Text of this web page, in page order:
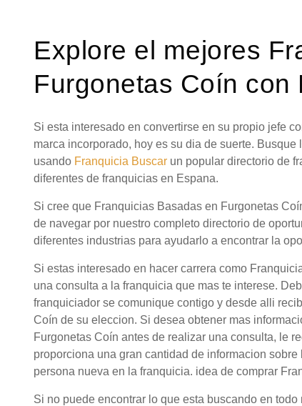
Explore el mejores
Furgonetas Coín con
Si esta interesado en convertirse en su propio jefe
marca incorporado, hoy es su dia de suerte.
usando Franquicia Buscar un popular directorio de
diferentes de franquicias en Espana.
Si cree que Franquicias Basadas en Furgonetas
de navegar por nuestro completo directorio de
diferentes industrias para ayudarlo a encontrar la
Si estas interesado en hacer carrera como
una consulta a la franquicia que mas te interese.
franquiciador se comunique contigo y desde alli
Coín de su eleccion. Si desea obtener mas
Furgonetas Coín antes de realizar una consulta, le
proporciona una gran cantidad de informacion
persona nueva en la franquicia. idea de comprar
Si no puede encontrar lo que esta buscando en